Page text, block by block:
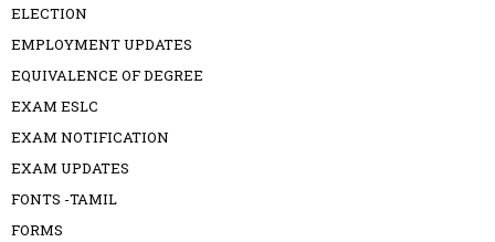
ELECTION
EMPLOYMENT UPDATES
EQUIVALENCE OF DEGREE
EXAM ESLC
EXAM NOTIFICATION
EXAM UPDATES
FONTS -TAMIL
FORMS